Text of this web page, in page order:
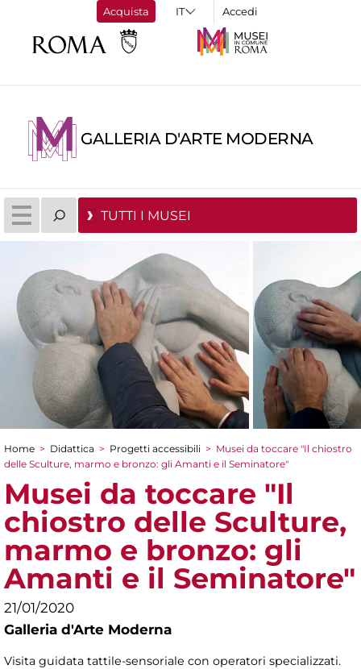
Acquista Accedi
GALLERIA D'ARTE MODERNA
TUTTI I MUSEI
Tu sei qui
Home > Didattica > Progetti accessibili > Musei da toccare "Il chiostro
delle Sculture, marmo e bronzo: gli Amanti e il Seminatore"
Musei da toccare "Il
chiostro delle Sculture,
marmo e bronzo: gli
Amanti e il Seminatore"
21/01/2020
Galleria d'Arte Moderna
Visita guidata tattile-sensoriale con operatori specializzati.